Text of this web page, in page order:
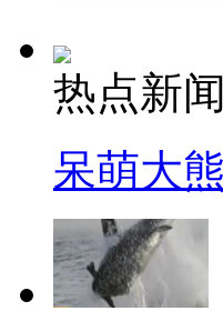
热点新闻
呆萌大